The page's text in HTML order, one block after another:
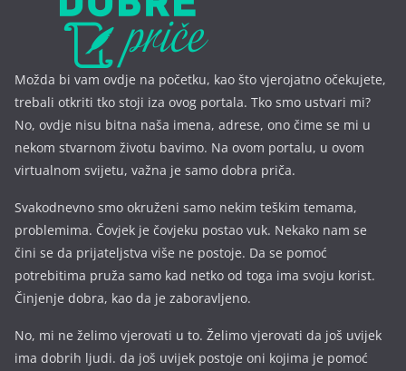
Možda bi vam ovdje na početku, kao što vjerojatno očekujete,
trebali otkriti tko stoji iza ovog portala. Tko smo ustvari mi?
No, ovdje nisu bitna naša imena, adrese, ono čime se mi u
nekom stvarnom životu bavimo. Na ovom portalu, u ovom
virtualnom svijetu, važna je samo dobra priča.
Svakodnevno smo okruženi samo nekim teškim temama,
problemima. Čovjek je čovjeku postao vuk. Nekako nam se
čini se da prijateljstva više ne postoje. Da se pomoć
potrebitima pruža samo kad netko od toga ima svoju korist.
Činjenje dobra, kao da je zaboravljeno.
No, mi ne želimo vjerovati u to. Želimo vjerovati da još uvijek
ima dobrih ljudi. da još uvijek postoje oni kojima je pomoć